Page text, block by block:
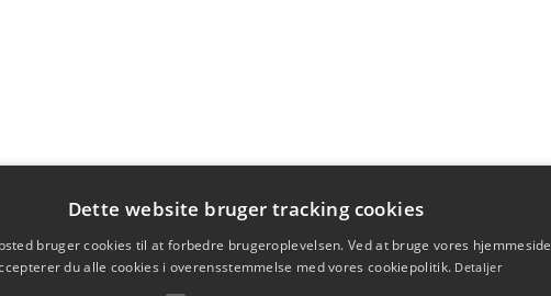
Dette website bruger tracking cookies
bruger cookies til at forbedre brugeroplevelsen. Ved at bruge vores hjemmeside
du alle cookies i overensstemmelse med vores cookiepolitik. Detaljer